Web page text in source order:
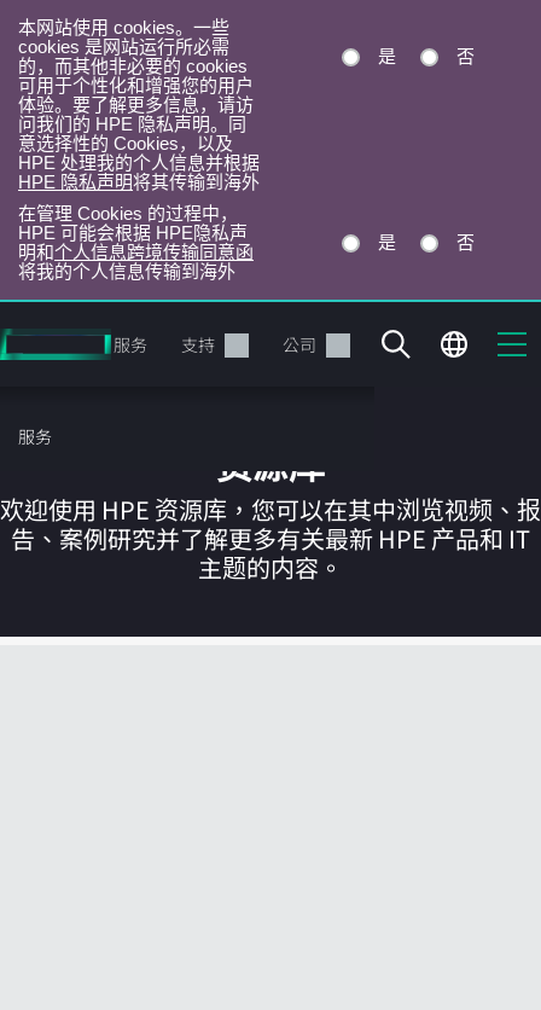
本网站使用 cookies。一些
cookies 是网站运行所必需
的，而其他非必要的 cookies
可用于个性化和增强您的用户
体验。要了解更多信息，请访
问我们的 HPE 隐私声明。同
意选择性的 Cookies，以及
HPE 处理我的个人信息并根据
HPE 隐私声明将其传输到海外
是 否
在管理 Cookies 的过程中，
HPE 可能会根据 HPE隐私声
明和个人信息跨境传输同意函
将我的个人信息传输到海外
是 否
转
到
目
录
服务 支持 公司
服务
您的购物车目前是空的
资源库
欢迎使用 HPE 资源库，您可以在其中浏览视频、报
告、案例研究并了解更多有关最新 HPE 产品和 IT
主题的内容。